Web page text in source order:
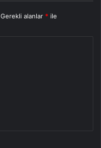
Gerekli alanlar * ile